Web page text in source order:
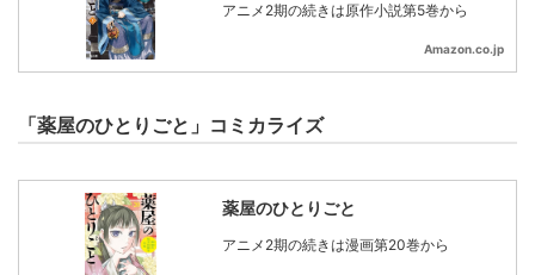
アニメ2期の続きは原作小説第5巻から
Amazon.co.jp
「薬屋のひとりごと」コミカライズ
薬屋のひとりごと
アニメ2期の続きは漫画第20巻から